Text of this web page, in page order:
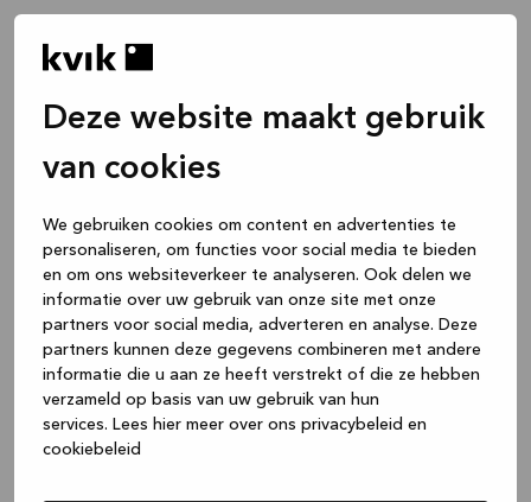
Deze website maakt gebruik
van cookies
We gebruiken cookies om content en advertenties te
personaliseren, om functies voor social media te bieden
en om ons websiteverkeer te analyseren. Ook delen we
informatie over uw gebruik van onze site met onze
partners voor social media, adverteren en analyse. Deze
partners kunnen deze gegevens combineren met andere
informatie die u aan ze heeft verstrekt of die ze hebben
verzameld op basis van uw gebruik van hun
services. Lees hier meer over ons privacybeleid en
cookiebeleid